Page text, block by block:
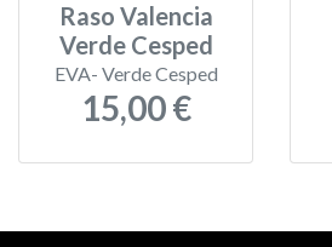
Raso Valencia
Verde Cesped
EVA- Verde Cesped
15,00 €